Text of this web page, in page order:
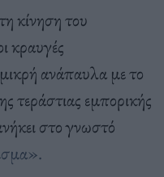
κίνηση του
κραυγές
ανάπαυλα με το
τεράστιας εμπορικής
στο γνωστό